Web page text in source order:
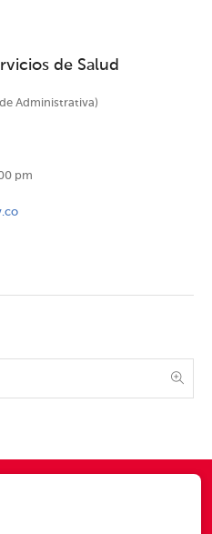
de Salud
Administrativa)
pm